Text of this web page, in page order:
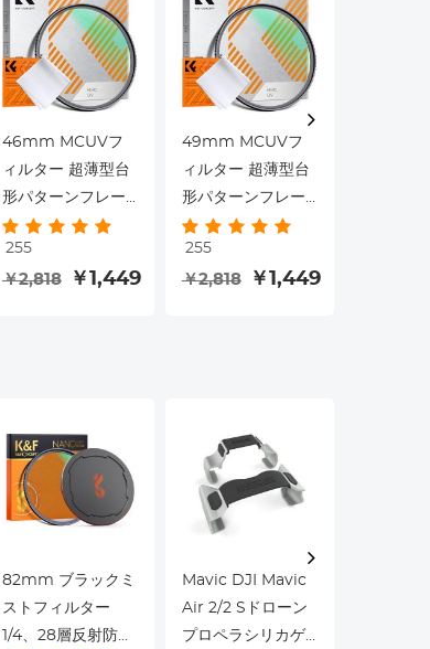
46mm MCUVフ
ィルター 超薄型台
形パターンフレー
ム 真空クリーニン
グクロスNano-
Klearシリーズでコ
255
￥2,818 ￥1,449
49mm MCUVフ
ィルター 超薄型台
形パターンフレー
ム 真空クリーニン
グクロスNano-
Klearシリーズでコ
255
￥2,818 ￥1,449
82mm ブラックミ
ストフィルター
1/4、28層反射防止
Mavic DJI Mavic
Air 2/2 Sドローン
プロペラシリカゲ